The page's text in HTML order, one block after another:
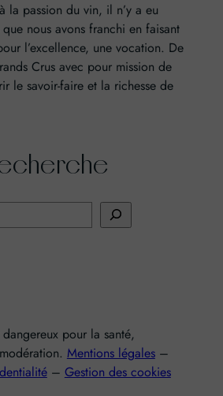
la passion du vin, il n’y a eu
que nous avons franchi en faisant
l’excellence, une vocation. De
Crus avec pour mission de
le savoir-faire et la richesse de
dangereux pour la santé,
Mentions légales–
– Gestion des cookies